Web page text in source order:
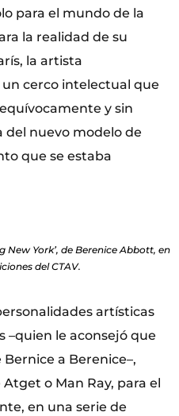
para el mundo de la
la realidad de su
la artista
cerco intelectual que
y sin
nuevo modelo de
que se estaba
New York’, de Berenice Abbott, en
del CTAV.
artísticas
–quien le aconsejó que
a Berenice–,
o Man Ray, para el
en una serie de